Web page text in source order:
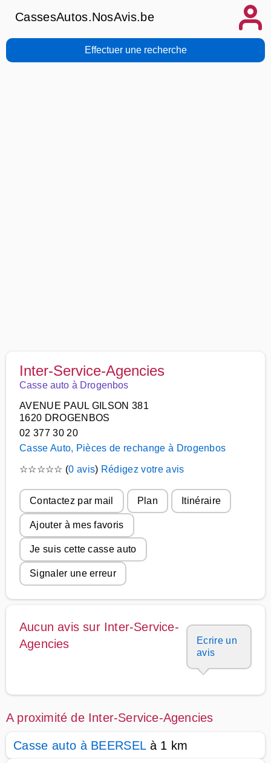
CassesAutos.NosAvis.be
Effectuer une recherche
Inter-Service-Agencies
Casse auto à Drogenbos
AVENUE PAUL GILSON 381
1620 DROGENBOS
02 377 30 20
Casse Auto, Pièces de rechange à Drogenbos
☆☆☆☆☆ (0 avis) Rédigez votre avis
Contactez par mail Plan Itinéraire
Ajouter à mes favoris
Je suis cette casse auto
Signaler une erreur
Aucun avis sur Inter-Service-
Agencies
Ecrire un
avis
A proximité de Inter-Service-Agencies
Casse auto à BEERSELà 1 km